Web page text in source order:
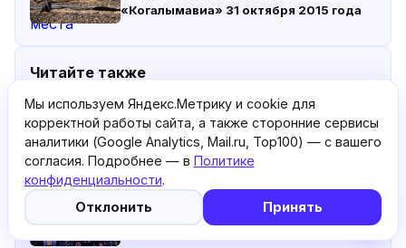
5
«Когалымавиа» 31 октября 2015 года
Читайте также
Il-76: Why the Heavy Airifter Features a
Glass Nose, Twin Cabins, and a Cargo
Ramp
LNAV и VNAV: что означают эти
режимы автоматической навигации
Мы используем Яндекс.Метрику и cookie для
корректной работы сайта, а также сторонние сервисы
аналитики (Google Analytics, Mail.ru, Top100) — с вашего
согласия. Подробнее — в Политике
конфиденциальности.
Отклонить
Принять